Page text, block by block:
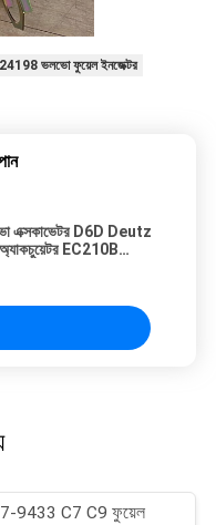
ভলভো ফুয়েল ইনজেক্টর
এক্সকাভেটর D6D Deutz
EC210B
9433 C7 C9 ফুয়েল